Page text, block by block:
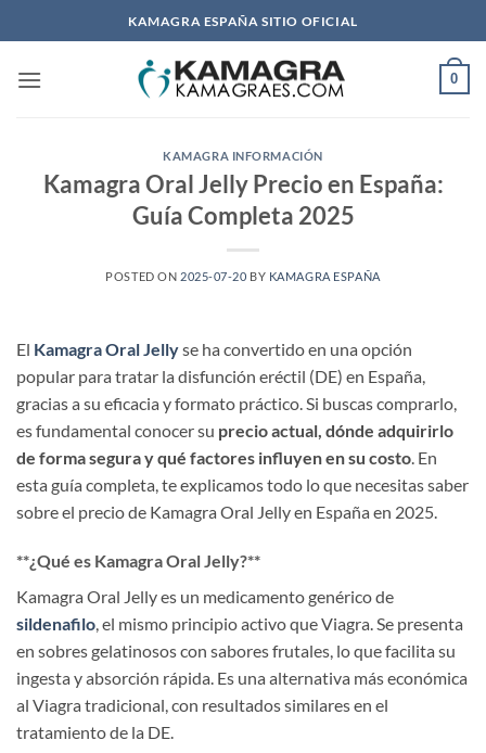
al
KAMAGRA ESPAÑA SITIO OFICIAL
0
KAMAGRA INFORMACIÓN
Kamagra Oral Jelly Precio en España:
Guía Completa 2025
POSTED ON 2025-07-20 BY KAMAGRA ESPAÑA
El ​ Kamagra Oral Jellyse ha convertido en una opción
popular para tratar la disfunción eréctil (DE) en España,
gracias a su eficacia y formato práctico. Si buscas comprarlo,
es fundamental conocer su ​ precio actual, dónde adquirirlo
de forma segura y qué factores influyen en su costo . En
esta guía completa, te explicamos todo lo que necesitas saber
sobre el precio de Kamagra Oral Jelly en España en 2025.
​**¿Qué es Kamagra Oral Jelly?​**​
Kamagra Oral Jelly es un medicamento genérico de ​
sildenafilo, el mismo principio activo que Viagra. Se presenta
en sobres gelatinosos con sabores frutales, lo que facilita su
ingesta y absorción rápida. Es una alternativa más económica
al Viagra tradicional, con resultados similares en el
tratamiento de la DE.